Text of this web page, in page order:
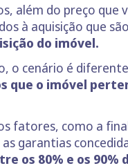
além do preço que
à aquisição que
do imóvel.
o cenário é
que o imóvel
fatores, como a
garantias
os 80% e os 90%